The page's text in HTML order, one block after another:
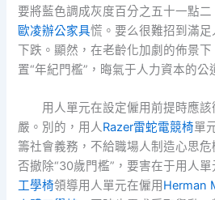
要將藍色調成灰度百分之五十一點
歐凌辦公家具慌。要么很難招到滿
下跌。顯然，在老齡化加劇的佈景下
置“年紀門檻”，晦氣于人力資本的公
用人單元在設定僱用前提時應
嚴。別的，用人Razer雷蛇電競椅單
籌社會義務，不給職場人制造心思
否撤除“30歲門檻”，要害在于用人
工學椅領導用人單元在僱用 Herman